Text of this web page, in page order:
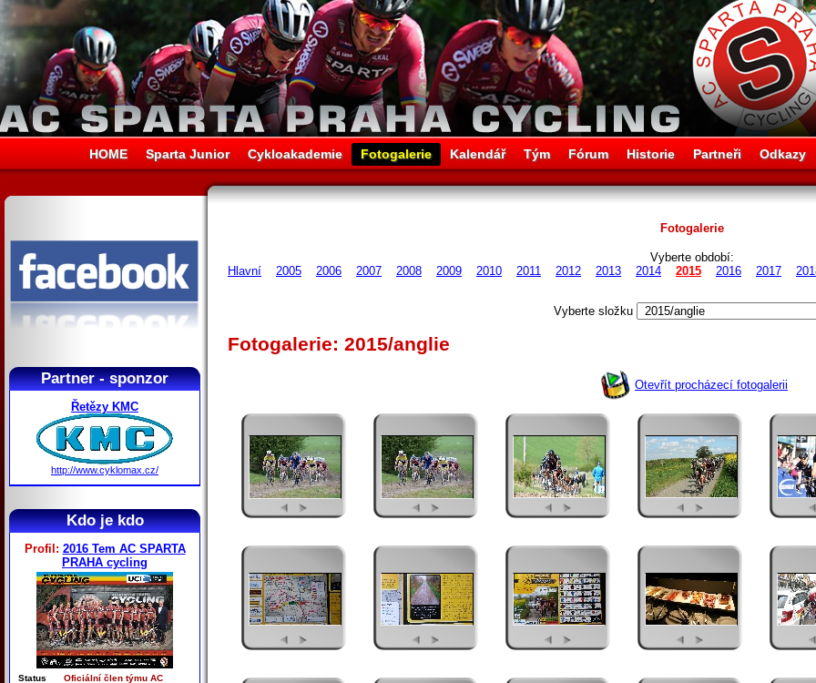
HOME Sparta Junior Cykloakademie Fotogalerie Kalendář Tým Fórum Historie Partneři Odkazy
Partner - sponzor
Řetězy KMC
http://www.cyklomax.cz/
Kdo je kdo
Profil: 2016 Tem AC SPARTA
PRAHA cycling
Status
Oficiální člen týmu AC
Fotogalerie
Vyberte období:
Hlavní
2005 2006 2007 2008 2009 2010 2011 2012 2013 2014 2015 2016 2017
Vyberte složku
Fotogalerie: 2015/anglie
Otevřít procházecí fotogalerii